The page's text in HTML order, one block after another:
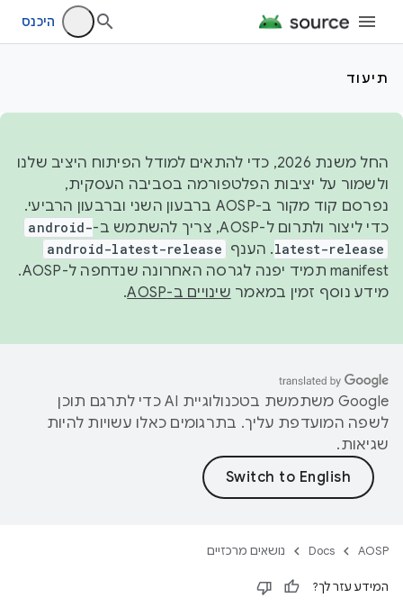
היכנס
תיעוד
החל משנת 2026, כדי להתאים למודל הפיתוח היציב שלנו
ולשמור על יציבות הפלטפורמה בסביבה העסקית,
נפרסם קוד מקור ב-AOSP ברבעון השני וברבעון הרביעי.
כדי ליצור ולתרום ל-AOSP, צריך להשתמש ב-
android-
latest-release. הענף android-latest-release
manifest תמיד יפנה לגרסה האחרונה שנדחפה ל-AOSP.
מידע נוסף זמין במאמר שינויים ב-AOSP .
‫Google משתמשת בטכנולוגיית AI כדי לתרגם תוכן
לשפה המועדפת עליך. בתרגומים כאלו עשויות להיות
שגיאות.
AOSP
Docs נושאים מרכזיים
המידע עזר לך?